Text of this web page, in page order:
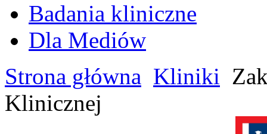
Badania kliniczne
Dla Mediów
Strona główna Kliniki
Klinicznej